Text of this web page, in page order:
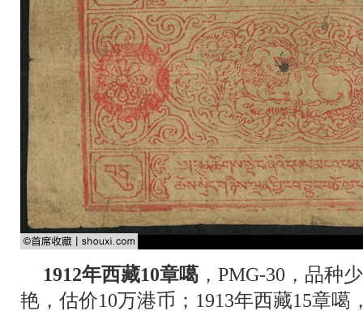
1912年西藏10章噶 ，PMG-30，品种
艳，估价10万港币；1913年西藏15章噶